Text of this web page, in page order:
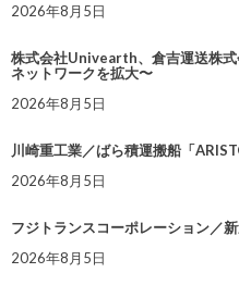
2026年8月5日
株式会社Univearth、倉吉運送株
ネットワークを拡大〜
2026年8月5日
川崎重工業／ばら積運搬船「
2026年8月5日
フジトランスコーポレーション／
2026年8月5日